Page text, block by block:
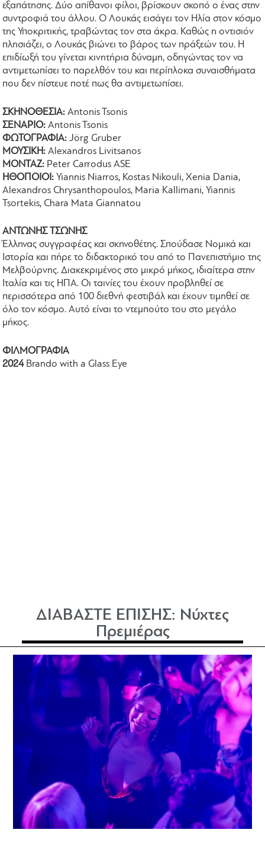
εξαπάτησης. Δύο απίθανοι φίλοι, βρίσκουν σκοπό ο ένας στην
συντροφιά του άλλου. Ο Λουκάς εισάγει τον Ηλία στον κόσμο
της Υποκριτικής, τραβώντας τον στα άκρα. Καθώς η οντισιόν
πλησιάζει, ο Λουκάς βιώνει το βάρος των πράξεών του. Η
επιδίωξή του γίνεται κινητήρια δύναμη, οδηγώντας τον να
αντιμετωπίσει το παρελθόν του και περίπλοκα συναισθήματα
που δεν πίστευε ποτέ πως θα αντιμετωπίσει.
ΣΚΗΝΟΘΕΣΙΑ: Antonis Tsonis
ΣΕΝΑΡΙΟ:Antonis Tsonis
ΦΩΤΟΓΡΑΦΙΑ:Jörg Gruber
ΜΟΥΣΙΚΗ: Alexandros Livitsanos
ΜΟΝΤΑΖ: Peter Carrodus ASE
ΗΘΟΠΟΙΟΙ: Yiannis Niarros, Kostas Nikouli, Xenia Dania,
Alexandros Chrysanthopoulos, Maria Kallimani, Yiannis
Tsortekis, Chara Mata Giannatou
ΑΝΤΩΝΗΣ ΤΣΩΝΗΣ
Έλληνας συγγραφέας και σκηνοθέτης. Σπούδασε Νομικά και
Ιστορία και πήρε το διδακτορικό του από το Πανεπιστήμιο της
Μελβούρνης. Διακεκριμένος στο μικρό μήκος, ιδιαίτερα στην
Ιταλία και τις ΗΠΑ. Οι ταινίες του έχουν προβληθεί σε
περισσότερα από 100 διεθνή φεστιβάλ και έχουν τιμηθεί σε
όλο τον κόσμο. Αυτό είναι το ντεμπούτο του στο μεγάλο
μήκος.
ΦΙΛΜΟΓΡΑΦΙΑ
2024Brando with a Glass Eye
ΔΙΑΒΑΣΤΕ ΕΠΙΣΗΣ: Νύχτες
Πρεμιέρας